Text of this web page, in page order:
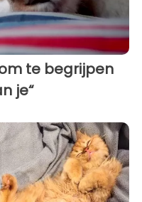
te begrijpen
je“